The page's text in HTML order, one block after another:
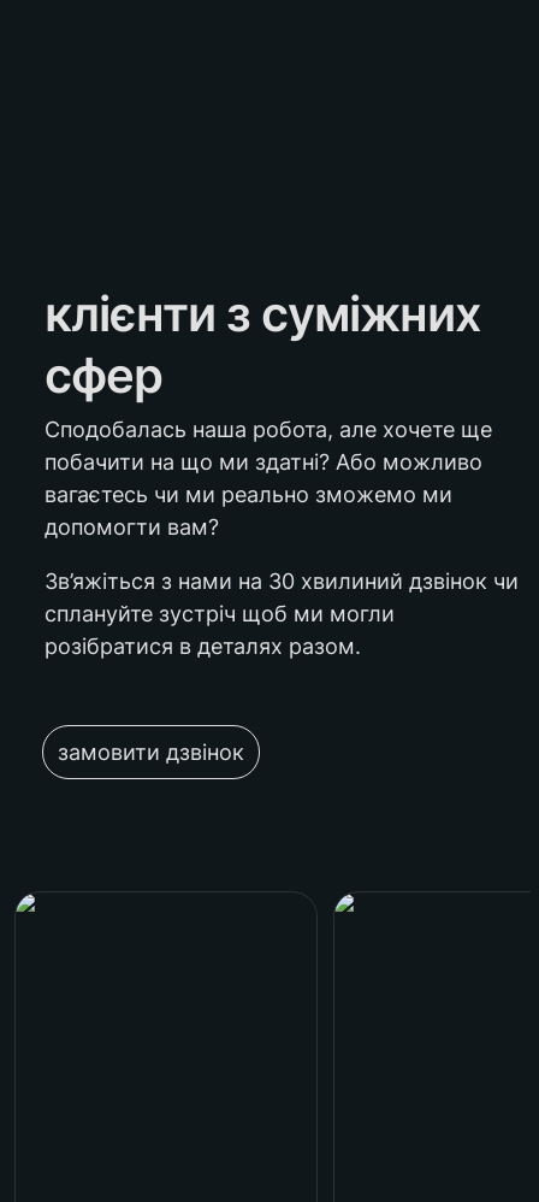
клієнти з суміжних
сфер
Сподобалась наша робота, але хочете ще
побачити на що ми здатні? Або можливо
вагаєтесь чи ми реально зможемо ми
допомогти вам?
Зв’яжіться з нами на 30 хвилиний дзвінок чи
сплануйте зустріч щоб ми могли
розібратися в деталях разом.
замовити дзвінок
Praktika Lab Alpha Lab